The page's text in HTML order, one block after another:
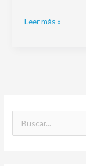
Leer más »